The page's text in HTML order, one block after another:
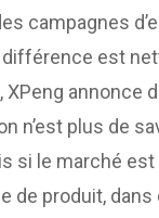
campagnes
est
XPeng annonce
n’est plus de
si le marché
de produit,